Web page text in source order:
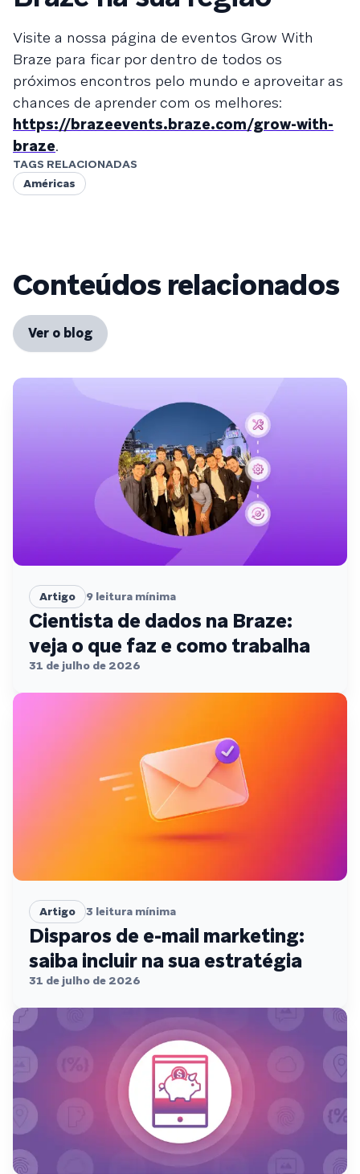
Visite a nossa página de eventos Grow With
Braze para ficar por dentro de todos os
próximos encontros pelo mundo e aproveitar as
chances de aprender com os melhores:
https://brazeevents.braze.com/grow-with-
braze.
TAGS RELACIONADAS
Américas
Conteúdos relacionados
Ver o blog
Artigo 9 leitura mínima
Cientista de dados na Braze:
veja o que faz e como trabalha
31 de julho de 2026
Artigo 3 leitura mínima
Disparos de e-mail marketing:
saiba incluir na sua estratégia
31 de julho de 2026